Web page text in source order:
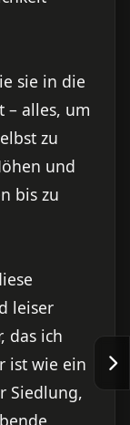
sie in die
– alles, um
zu
und
bis zu
leiser
das ich
ist wie ein
Siedlung,